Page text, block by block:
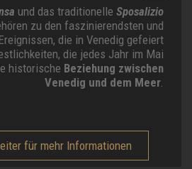
und das traditionelle Sposalizio
zu den faszinierendsten und
die in Venedig gefeiert
die jedes Jahr im Mai
historische Beziehung zwischen
Venedig und dem Meer.
für mehr Informationen